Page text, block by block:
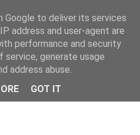
Google to deliver its services
address and user-agent are
performance and security
generate usage
address abuse.
GOT IT